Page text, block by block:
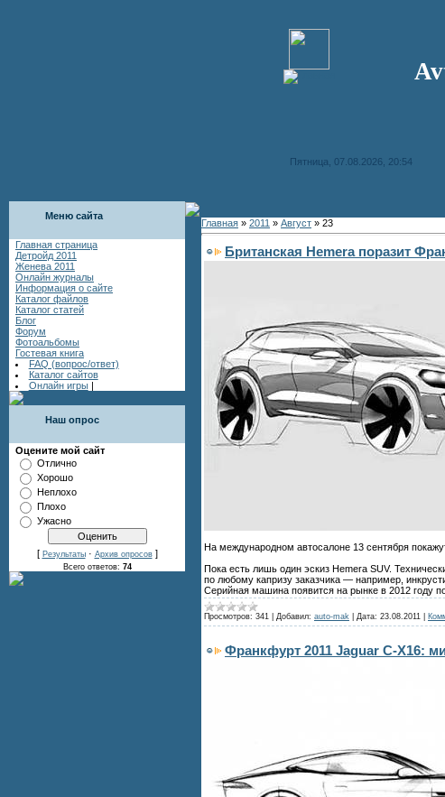
Пятница, 07.08.2026, 20:54
Меню сайта
Главная страница
Детройд 2011
Женева 2011
Онлайн журналы
Информация о сайте
Каталог файлов
Каталог статей
Блог
Форум
Фотоальбомы
Гостевая книга
FAQ (вопрос/ответ)
Каталог сайтов
Онлайн игры |
Наш опрос
Оцените мой сайт
Отлично
Хорошо
Неплохо
Плохо
Ужасно
[ Результаты· Архив опросов]
Всего ответов: 74
Главная » 2011 » Август » 23
Британская Hemera поразит
На международном автосалоне 13 сентября
Пока есть лишь один эскиз Hemera SUV.
по любому капризу заказчика — например,
Серийная машина появится на рынке в 2012 году
Просмотров: 341 Добавил: auto-mak Дата: 23.08.2011
Франкфурт 2011 Jaguar C-X16: